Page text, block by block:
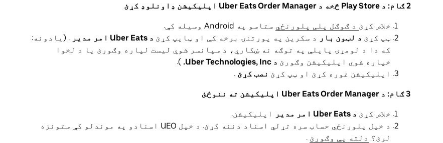
2 ګام: د Play Store څخه د Uber Eats Order Manager اپلیکیشن ډاونلوډ کړئ
خلاص کړئ د ګوګل پلی پلورنځي ستاسو په Android وسیله کې.
ټپ کړئ د لټون بار د سکرین په پورتنۍ برخه کې او ټایپ کړئ د Uber Eats امر مدیر
. (یادونه:
که دا د لومړۍ پایلې په توګه نه ښکاري، د سپانسر شوي لیست لپاره وګورئ یا د لخوا
خپاره شوي اپلیکیشن وګورئ د Uber Technologies, Inc.
).
اپلیکیشن غوره کړئ او ټپ کړئ نصب کړئ .
3 ګام: د Uber Eats Order Manager اپلیکیشن ته ننوځئ
خلاص کړئ د Uber Eats امر مدیر
اپلیکیشن.
د خپل پلورنځي حساب سره تړلي اسناد دننه کړئ. د خپل UEO اسنادو په موندلو کې ستونزه
لرئ؟ دلته یې وګورئ .